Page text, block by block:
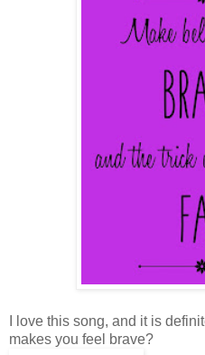
I love this song, and it is
makes you feel brave?